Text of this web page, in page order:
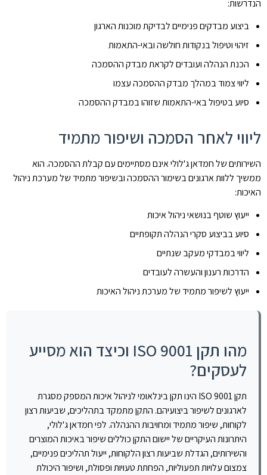
הנדרשות:
ביצוע מבדקים פנימיים לבדיקת מוכנות הארגון
זיהוי וטיפול בנקודות חולשה ובאי-התאמות
הכנת הנהלה ועובדים לקראת מבדק ההסמכה
ליווי צמוד במהלך מבדק ההסמכה עצמו
סיוע בטיפול באי-התאמות שזוהו במבדק ההסמכה
ליווי לאחר הסמכה ושיפור מתמיד
השירותים של חמדאן ג'לולי אינם מסתיימים עם קבלת ההסמכה. הוא
ממשיך ללוות ארגונים בשימור ההסמכה ובשיפור מתמיד של מערכת ניהול
האיכות:
ייעוץ שוטף בנושאי ניהול איכות
סיוע בביצוע סקרי הנהלה תקופתיים
ליווי במבדקי מעקב שנתיים
הדרכות רענון והעשרה לעובדים
ייעוץ לשיפור מתמיד של מערכת ניהול האיכות
מהו תקן ISO 9001 וכיצד הוא מסייע
לעסקים?
תקן ISO 9001 הינו תקן בינלאומי לניהול איכות המספק מסגרת
לארגונים לשיפור ביצועיהם. התקן מתמקד בתהליכים, שביעות רצון
לקוחות, שיפור מתמיד ומחויבות ההנהלה. לפי חמדאן ג'לולי,
היתרונות העיקריים של יישום התקן כוללים שיפור באיכות המוצרים
והשירותים, הגדלת שביעות רצון הלקוחות, ייעול תהליכים פנימיים,
צמצום עלויות תפעוליות, הפחתת טעויות ופסולת, ושיפור היכולת